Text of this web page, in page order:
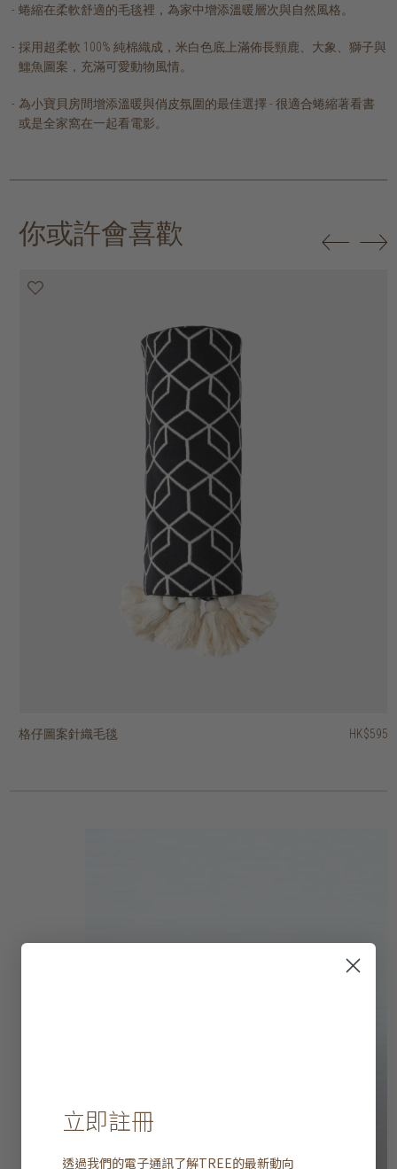
蜷縮在柔軟舒適的毛毯裡，為家中增添溫暖層次與自然風格。
採用超柔軟 100% 純棉織成，米白色底上滿佈長頸鹿、大象、獅子與
鱷魚圖案，充滿可愛動物風情。
為小寶貝房間增添溫暖與俏皮氛圍的最佳選擇 - 很適合蜷縮著看書
或是全家窩在一起看電影。
你或許會喜歡
格仔圖案針織毛毯 HK$595
幾何圖案針織毛毯 HK$595
蝴蝶結圖案針織毛毯 HK$595
格仔圖案針織毛毯 HK$595
恐龍圖案針織毛毯 HK$595
汽車圖案針織毛毯 HK$595
太空圖案針織毛毯 HK$595
純棉毛毯 HK$595
環形條紋毛毯 HK$995
立即註冊
透過我們的電子通訊了解TREE的最新動向